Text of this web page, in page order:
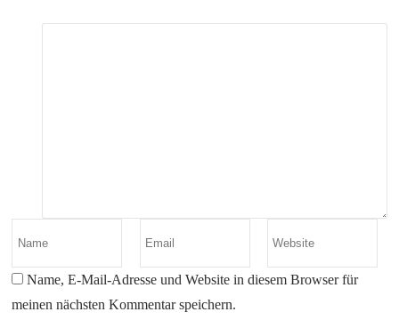
Name, E-Mail-Adresse und Website in diesem Browser für
meinen nächsten Kommentar speichern.